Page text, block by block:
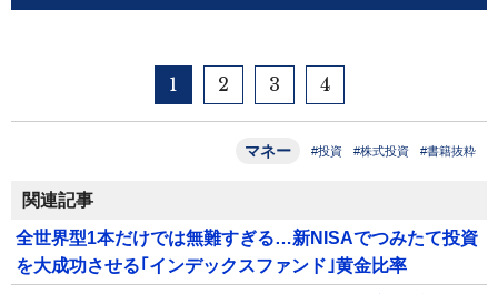
1 2 3 4
マネー #投資 #株式投資 #書籍抜粋
関連記事
全世界型1本だけでは無難すぎる…新NISAでつみたて投資
を大成功させる｢インデックスファンド｣黄金比率